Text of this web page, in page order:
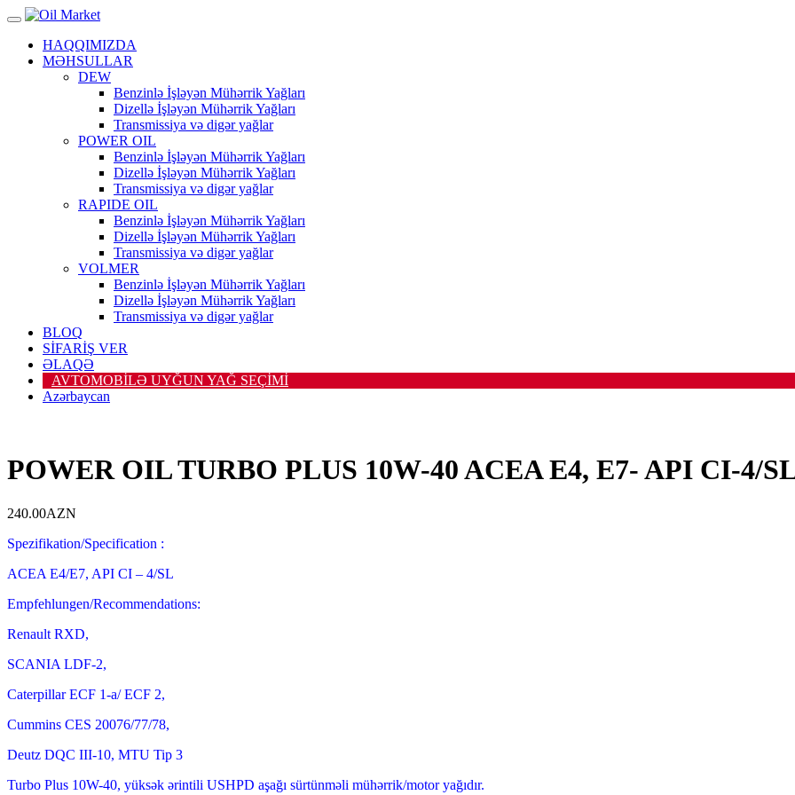
HAQQIMIZDA
MƏHSULLAR
DEW
Benzinlə İşləyən Mühərrik Yağları
Dizellə İşləyən Mühərrik Yağları
Transmissiya və digər yağlar
POWER OIL
Benzinlə İşləyən Mühərrik Yağları
Dizellə İşləyən Mühərrik Yağları
Transmissiya və digər yağlar
RAPIDE OIL
Benzinlə İşləyən Mühərrik Yağları
Dizellə İşləyən Mühərrik Yağları
Transmissiya və digər yağlar
VOLMER
Benzinlə İşləyən Mühərrik Yağları
Dizellə İşləyən Mühərrik Yağları
Transmissiya və digər yağlar
BLOQ
SİFARİŞ VER
ƏLAQƏ
AVTOMOBİLƏ UYĞUN YAĞ SEÇİMİ
Azərbaycan
POWER OIL TURBO PLUS 10W-40 ACEA E4, E7- API CI-4/
240.00AZN
Spezifikation/Specification :
ACEA E4/E7, API CI – 4/SL
Empfehlungen/Recommendations:
Renault RXD,
SCANIA LDF-2,
Caterpillar ECF 1-a/ ECF 2,
Cummins CES 20076/77/78,
Deutz DQC III-10, MTU Tip 3
Turbo Plus 10W-40, yüksək ərintili USHPD aşağı sürtünməli mühərrik/motor yağıdır.